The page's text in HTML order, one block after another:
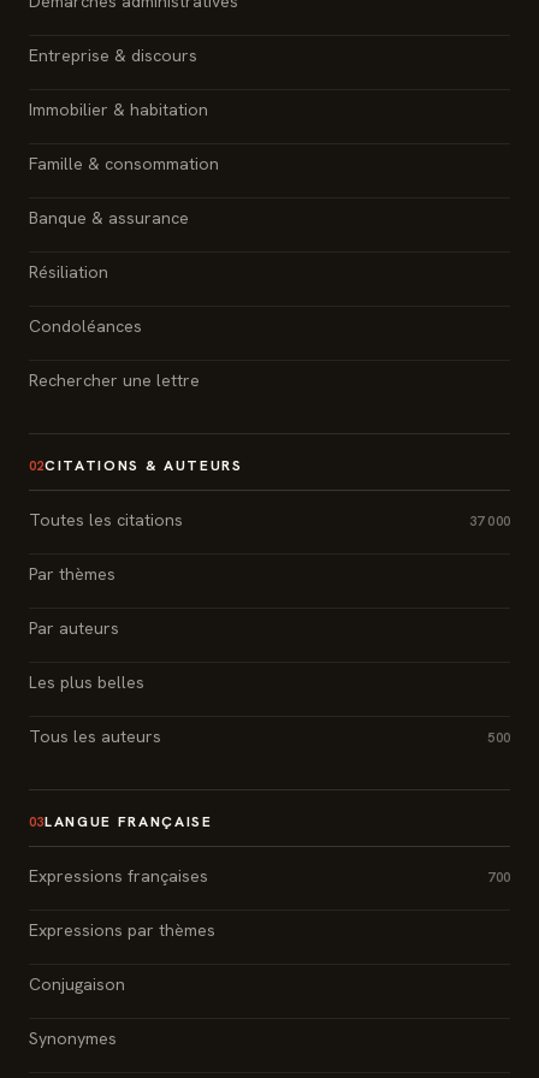
Entreprise & discours
Immobilier & habitation
Famille & consommation
Banque & assurance
Résiliation
Condoléances
Rechercher une lettre
02CITATIONS & AUTEURS
Toutes les citations 37 000
Par thèmes
Par auteurs
Les plus belles
Tous les auteurs 500
03LANGUE FRANÇAISE
Expressions françaises 700
Expressions par thèmes
Conjugaison
Synonymes